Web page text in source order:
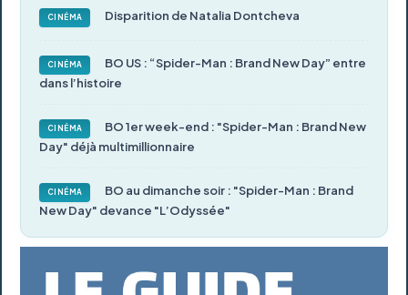
CINÉMA Disparition de Natalia Dontcheva
CINÉMA
BO US : “Spider-Man : Brand New Day” entre
dans l’histoire
CINÉMA
BO 1er week-end : "Spider-Man : Brand New
Day" déjà multimillionnaire
CINÉMA
BO au dimanche soir : "Spider-Man : Brand
New Day" devance "L’Odyssée"